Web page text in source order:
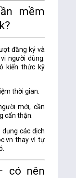
mềm
đăng ký và
người dùng.
kiến thức kỹ
thời gian.
mới, cần
cẩn thận.
dụng cácdịch
thay vì tự
có nên